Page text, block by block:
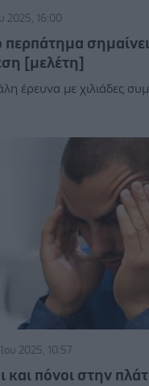
2025, 16:00
περπάτημα
[μελέτη]
έρευνα με χιλιάδες
2025, 10:57
και πόνοι στην